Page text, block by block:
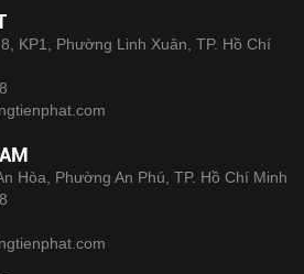
KP1, Phường Linh Xuân, TP. Hồ Chí
Hòa, Phường An Phú, TP. Hồ Chí Minh